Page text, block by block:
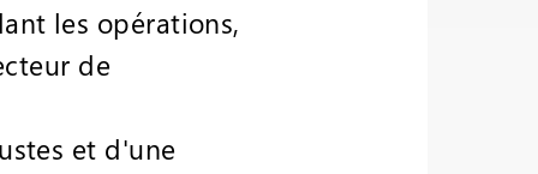
les opérations,
de
et d'une